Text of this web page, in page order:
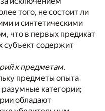
того, не состоит ли
и синтетическими
что в первых предикат
субъект содержит
к предметам.
предметы опыта
категории;
обладают